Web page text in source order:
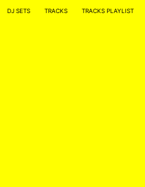
E-mail *
DJ SETS TRACKS TRACKS PLAYLIST